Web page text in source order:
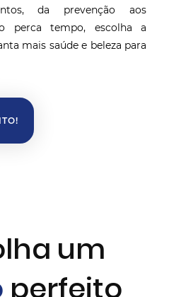
da prevenção aos
perca tempo, escolha a
mais saúde e beleza para
um
perfeito